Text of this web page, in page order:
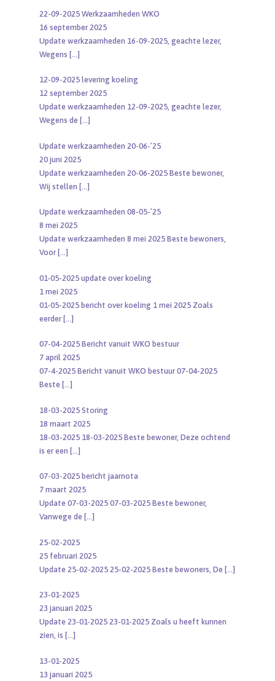
22-09-2025 Werkzaamheden WKO
16 september 2025
Update werkzaamheden 16-09-2025, geachte lezer,
Wegens […]
12-09-2025 levering koeling
12 september 2025
Update werkzaamheden 12-09-2025, geachte lezer,
Wegens de […]
Update werkzaamheden 20-06-’25
20 juni 2025
Update werkzaamheden 20-06-2025 Beste bewoner,
Wij stellen […]
Update werkzaamheden 08-05-’25
8 mei 2025
Update werkzaamheden 8 mei 2025 Beste bewoners,
Voor […]
01-05-2025 update over koeling
1 mei 2025
01-05-2025 bericht over koeling 1 mei 2025 Zoals
eerder […]
07-04-2025 Bericht vanuit WKO bestuur
7 april 2025
07-4-2025 Bericht vanuit WKO bestuur 07-04-2025
Beste […]
18-03-2025 Storing
18 maart 2025
18-03-2025 18-03-2025 Beste bewoner, Deze ochtend
is er een […]
07-03-2025 bericht jaarnota
7 maart 2025
Update 07-03-2025 07-03-2025 Beste bewoner,
Vanwege de […]
25-02-2025
25 februari 2025
Update 25-02-2025 25-02-2025 Beste bewoners, De […]
23-01-2025
23 januari 2025
Update 23-01-2025 23-01-2025 Zoals u heeft kunnen
zien, is […]
13-01-2025
13 januari 2025